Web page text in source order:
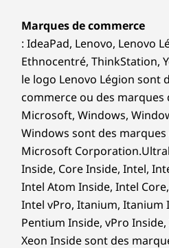
Ultra-mince et
Le WiFi 7 nécessite le système
ainsi qu’un routeur WiFi 7 séparé
réseau pour répondre aux
est rétrocompatible avec les
disponible uniquement dans les
charge.
Les spécifications peuvent varier selon
disponibilité.
Conception
Affichage
Ethnocentré, ThinkStation,
le logo Lenovo Légion sont
commerce ou des marques
Microsoft, Windows,
Windows sont des marques
Microsoft
Inside, Core Inside, Intel,
Intel Atom Inside, Intel
Intel vPro, Itanium, Itanium
Pentium Inside, vPro Inside,
Xeon Inside sont des
d'Intel Corporation ou de
et/ou dans d'autres